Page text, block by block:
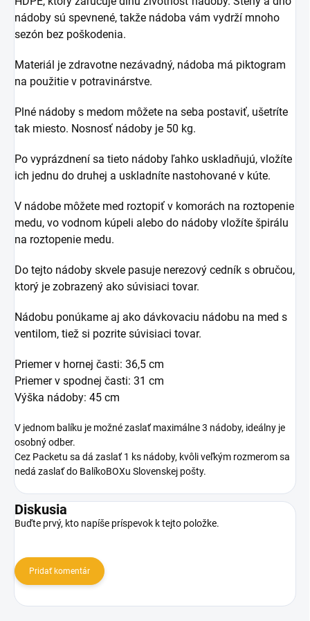
nádoby sú spevnené, takže nádoba vám vydrží mnoho
sezón bez poškodenia.
Materiál je zdravotne nezávadný, nádoba má piktogram
na použitie v potravinárstve.
Plné nádoby s medom môžete na seba postaviť, ušetríte
tak miesto. Nosnosť nádoby je 50 kg.
Po vyprázdnení sa tieto nádoby ľahko uskladňujú, vložíte
ich jednu do druhej a uskladníte nastohované v kúte.
V nádobe môžete med roztopiť v komorách na roztopenie
medu, vo vodnom kúpeli alebo do nádoby vložíte špirálu
na roztopenie medu.
Do tejto nádoby skvele pasuje nerezový cedník s obručou,
ktorý je zobrazený ako súvisiaci tovar.
Nádobu ponúkame aj ako dávkovaciu nádobu na med s
ventilom, tiež si pozrite súvisiaci tovar.
Priemer v hornej časti: 36,5 cm
Priemer v spodnej časti: 31 cm
Výška nádoby: 45 cm
V jednom balíku je možné zaslať maximálne 3 nádoby, ideálny je
osobný odber.
Cez Packetu sa dá zaslať 1 ks nádoby, kvôli veľkým rozmerom sa
nedá zaslať do BalíkoBOXu Slovenskej pošty.
Diskusia
Buďte prvý, kto napíše príspevok k tejto položke.
Pridať komentár